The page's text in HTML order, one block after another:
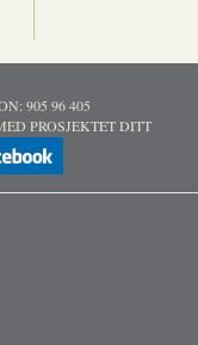
905 96 405
PROSJEKTET DITT